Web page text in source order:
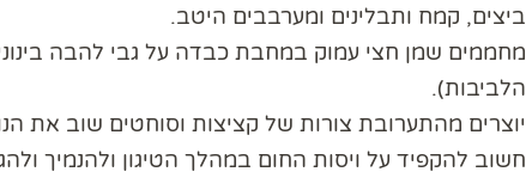
ביצים, קמח ותבלינים ומערבבים היטב.
מחממים שמן חצי עמוק במחבת כבדה על גבי להבה
הלביבות).
יוצרים מהתערובת צורות של קציצות וסוחטים שוב את
חשוב להקפיד על ויסות החום במהלך הטיגון ולהנמיך